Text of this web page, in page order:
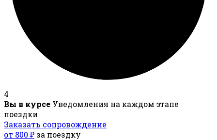
4
Вы в курсе Уведомления на каждом этапе
поездки
Заказать сопровождение
от 800 ₽ за поездку